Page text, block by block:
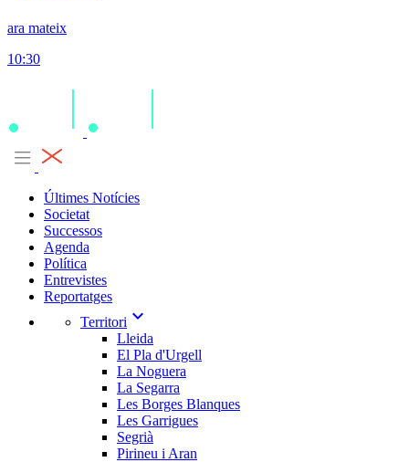
ara mateix
10:30
Últimes Notícies
Societat
Successos
Agenda
Política
Entrevistes
Reportatges
Territori expand_more
Lleida
El Pla d'Urgell
La Noguera
La Segarra
Les Borges Blanques
Les Garrigues
Segrià
Pirineu i Aran